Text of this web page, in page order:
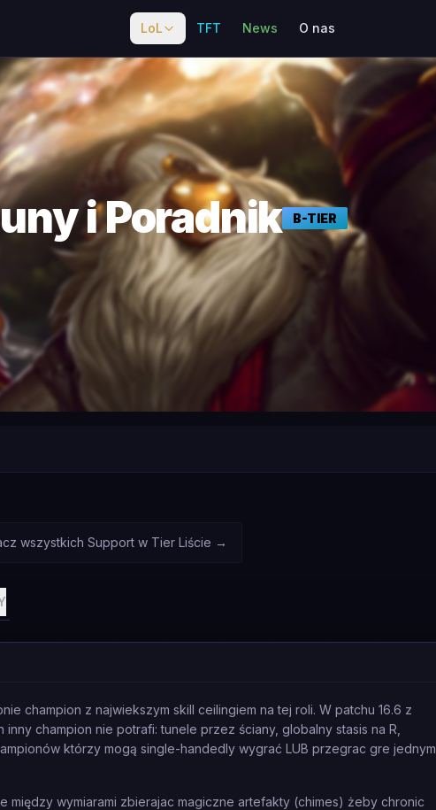
LoL TFT News O nas
i Poradnik B-TIER
wszystkich Support w Tier Liście →
champion z najwiekszym skill ceilingiem na tej roli. W patchu 16.6 z
champion nie potrafi: tunele przez ściany, globalny stasis na R,
którzy mogą single-handedly wygrać LUB przegrac gre jednym
wymiarami zbierajac magiczne artefakty (chimes) żeby chronic